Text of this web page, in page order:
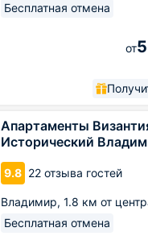
Бесплатная отмена
от
Апартаменты
Исторический
9.8 22 отзыва гостей
Владимир, 1.8 км от
Бесплатная отмена